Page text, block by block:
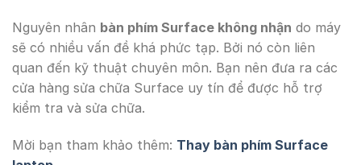
Nguyên nhân bàn phím Surface không nhận do máy
sẽ có nhiều vấn đề khá phức tạp. Bởi nó còn liên
quan đến kỹ thuật chuyên môn. Bạn nên đưa ra các
cửa hàng sửa chữa Surface uy tín để được hỗ trợ
kiểm tra và sửa chữa.
Mời bạn tham khảo thêm: Thay bàn phím Surface